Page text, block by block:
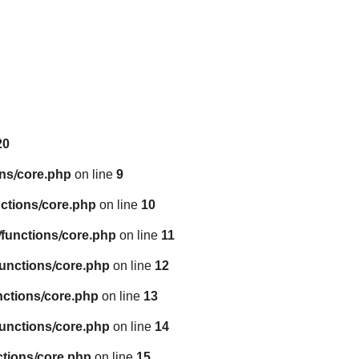
core.php on line 9
core.php on line 10
core.php on line 11
core.php on line 12
core.php on line 13
core.php on line 14